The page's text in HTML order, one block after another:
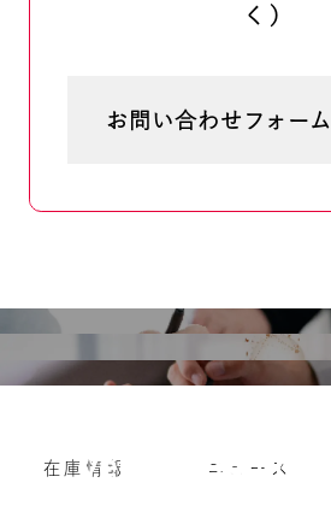
く）
お問い合わせフォーム
購入の流れ
よくいただくご質問
Vehicle purchase
在庫情報 ニュース